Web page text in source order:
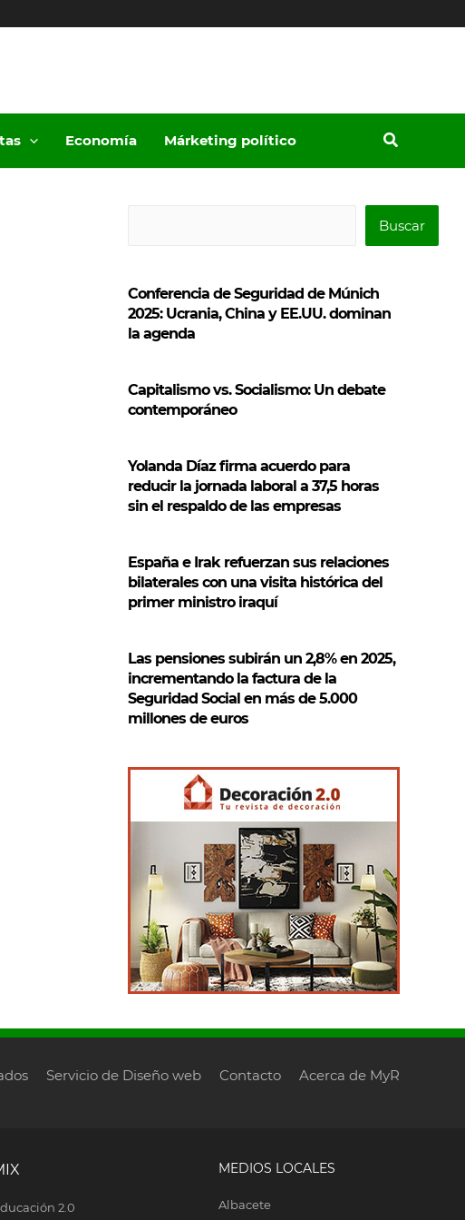
Economía Márketing político
c
a
Buscar
Conferencia de Seguridad de Múnich
2025: Ucrania, China y EE.UU. dominan
la agenda
Capitalismo vs. Socialismo: Un debate
contemporáneo
Yolanda Díaz firma acuerdo para
reducir la jornada laboral a 37,5 horas
sin el respaldo de las empresas
España e Irak refuerzan sus relaciones
bilaterales con una visita histórica del
primer ministro iraquí
Las pensiones subirán un 2,8% en 2025,
incrementando la factura de la
Seguridad Social en más de 5.000
millones de euros
Servicio de Diseño web Contacto Acerca de MyR
2.0
MEDIOS LOCALES
Albacete